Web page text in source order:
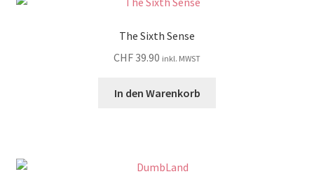
The Sixth Sense
CHF39.90 inkl. MWST
In den Warenkorb